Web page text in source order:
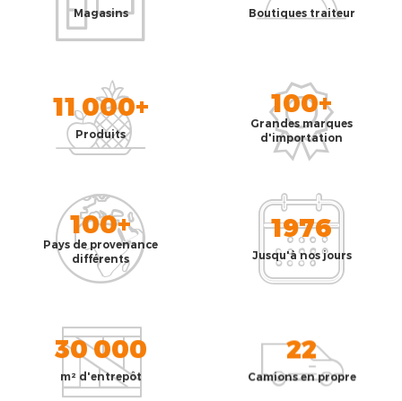
Magasins Boutiques traiteur
11 000+
Produits
100+
Grandes marques
d'importation
100+
Pays de provenance
différents
1976
Jusqu'à nos jours
30 000
m² d'entrepôt
22
Camions en propre